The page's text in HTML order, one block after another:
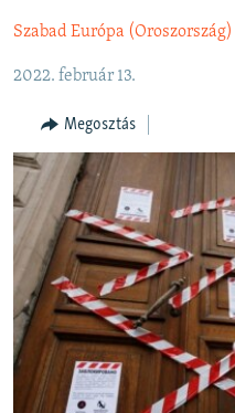
tartalomjegyzékre
ELEMZŐ
NER15
SZABADON
TÁRSADALOM
DEMOKRÁCIA
A PÉNZ NYOMÁBAN
EURÓPAI UNIÓ
VILÁG
KLÍMAVÁLTOZÁS
A MÚLT TANULSÁGAI
Szabad Európa (Oroszország)
2022. február 13.
Megosztás
Spotify